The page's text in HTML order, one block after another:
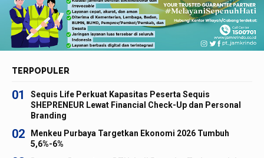
TERPOPULER
01
Sequis Life Perkuat Kapasitas Peserta Sequis
SHEPRENEUR Lewat Financial Check-Up dan Personal
Branding
02
Menkeu Purbaya Targetkan Ekonomi 2026 Tumbuh
5,6%-6%